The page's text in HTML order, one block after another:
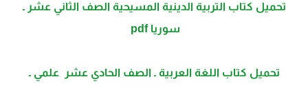
تحمیل كتاب التربیة الدینیة المسیحیة الصف الثاني عشر ـ
سوريا pdf
تحمیل كتاب اللغة العربیة ـ الصف الحادي عشر علمي ـ